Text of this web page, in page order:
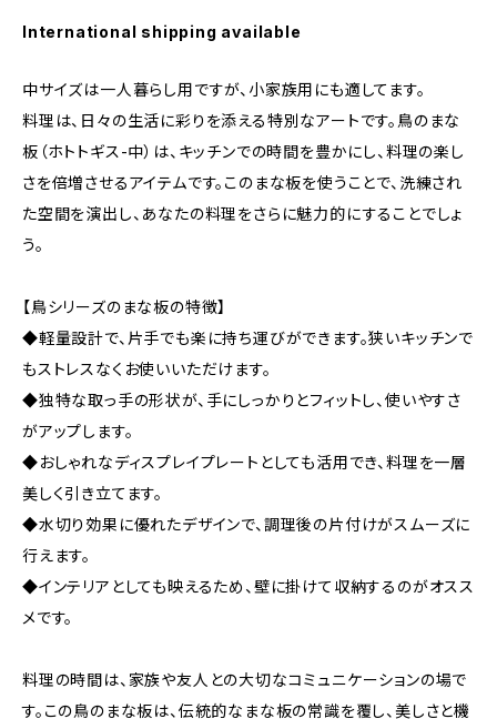
International shipping available
中サイズは一人暮らし用ですが、小家族用にも適してます。
料理は、日々の生活に彩りを添える特別なアートです。鳥のまな
板（ホトトギス-中）は、キッチンでの時間を豊かにし、料理の楽し
さを倍増させるアイテムです。このまな板を使うことで、洗練され
た空間を演出し、あなたの料理をさらに魅力的にすることでしょ
う。
【鳥シリーズのまな板の特徴】
◆軽量設計で、片手でも楽に持ち運びができます。狭いキッチンで
もストレスなくお使いいただけます。
◆独特な取っ手の形状が、手にしっかりとフィットし、使いやすさ
がアップします。
◆おしゃれなディスプレイプレートとしても活用でき、料理を一層
美しく引き立てます。
◆水切り効果に優れたデザインで、調理後の片付けがスムーズに
行えます。
◆インテリアとしても映えるため、壁に掛けて収納するのがオスス
メです。
料理の時間は、家族や友人との大切なコミュニケーションの場で
す。この鳥のまな板は、伝統的なまな板の常識を覆し、美しさと機